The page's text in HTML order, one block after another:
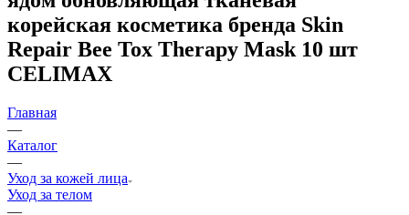
корейская косметика бренда Skin
Repair Bee Tox Therapy Mask 10 шт
CELIMAX
Главная
—
Каталог
—
Уход за кожей лица
Уход за телом
—